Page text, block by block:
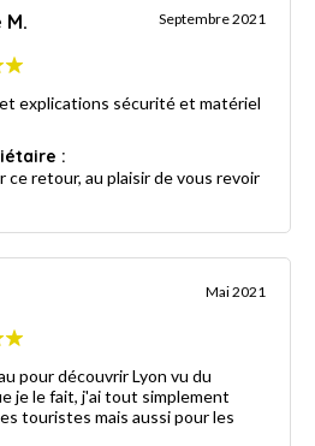
M. Septembre 2021
explications sécurité et matériel
:
ce retour, au plaisir de vous revoir
Mai 2021
pour découvrir Lyon vu du
je le fait, j'ai tout simplement
touristes mais aussi pour les